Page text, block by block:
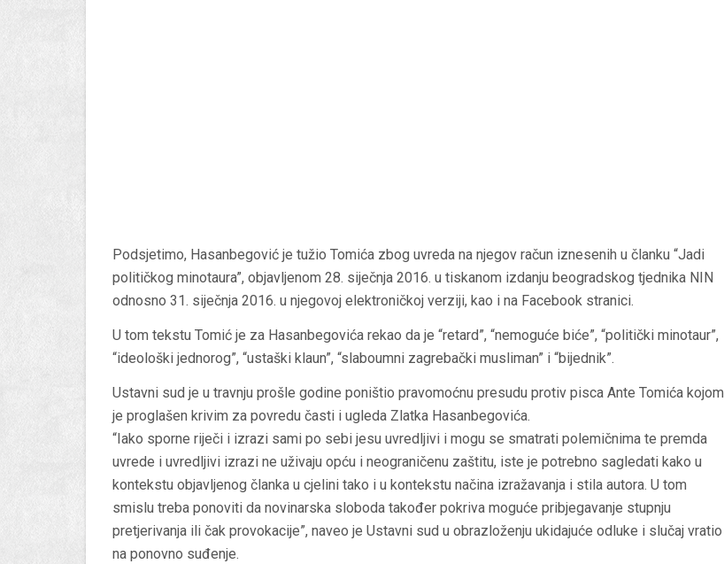
Podsjetimo, Hasanbegović je tužio Tomića zbog uvreda na njegov račun iznesenih u članku “Jadi
političkog minotaura”, objavljenom 28. siječnja 2016. u tiskanom izdanju beogradskog tjednika NIN
odnosno 31. siječnja 2016. u njegovoj elektroničkoj verziji, kao i na Facebook stranici.
U tom tekstu Tomić je za Hasanbegovića rekao da je “retard”, “nemoguće biće”, “politički minotaur”,
“ideološki jednorog”, “ustaški klaun”, “slaboumni zagrebački musliman” i “bijednik”.
Ustavni sud je u travnju prošle godine poništio pravomoćnu presudu protiv pisca Ante Tomića kojom
je proglašen krivim za povredu časti i ugleda Zlatka Hasanbegovića.
“Iako sporne riječi i izrazi sami po sebi jesu uvredljivi i mogu se smatrati polemičnima te premda
uvrede i uvredljivi izrazi ne uživaju opću i neograničenu zaštitu, iste je potrebno sagledati kako u
kontekstu objavljenog članka u cjelini tako i u kontekstu načina izražavanja i stila autora. U tom
smislu treba ponoviti da novinarska sloboda također pokriva moguće pribjegavanje stupnju
pretjerivanja ili čak provokacije”, naveo je Ustavni sud u obrazloženju ukidajuće odluke i slučaj vratio
na ponovno suđenje.